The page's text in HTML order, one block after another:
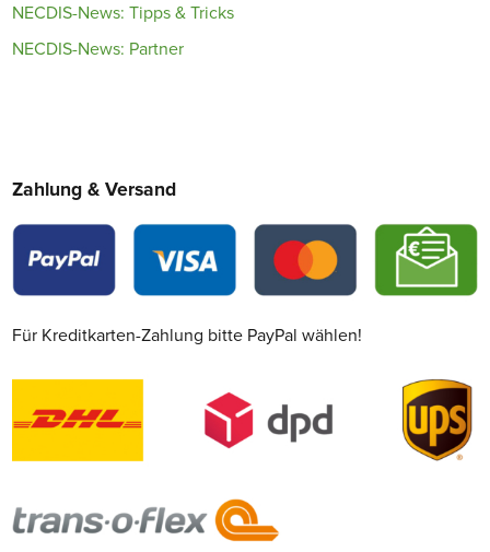
NECDIS-News: Tipps & Tricks
NECDIS-News: Partner
Zahlung & Versand
Für Kreditkarten-Zahlung bitte PayPal wählen!